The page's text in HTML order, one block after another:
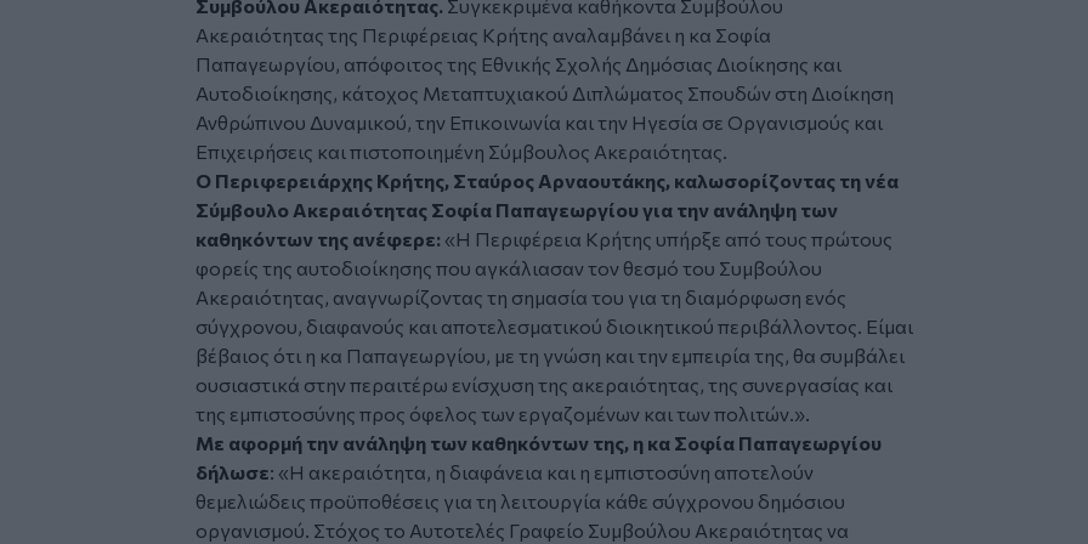
Συμβούλου Ακεραιότητας. Συγκεκριμένα καθήκοντα Συμβούλου
Ακεραιότητας της Περιφέρειας Κρήτης αναλαμβάνει η κα Σοφία
Παπαγεωργίου, απόφοιτος της Εθνικής Σχολής Δημόσιας Διοίκησης και
Αυτοδιοίκησης, κάτοχος Μεταπτυχιακού Διπλώματος Σπουδών στη Διοίκηση
Ανθρώπινου Δυναμικού, την Επικοινωνία και την Ηγεσία σε Οργανισμούς και
Επιχειρήσεις και πιστοποιημένη Σύμβουλος Ακεραιότητας.
Ο Περιφερειάρχης Κρήτης, Σταύρος Αρναουτάκης, καλωσορίζοντας τη νέα
Σύμβουλο Ακεραιότητας Σοφία Παπαγεωργίου για την ανάληψη των
καθηκόντων της ανέφερε: «Η Περιφέρεια Κρήτης υπήρξε από τους πρώτους
φορείς της αυτοδιοίκησης που αγκάλιασαν τον θεσμό του Συμβούλου
Ακεραιότητας, αναγνωρίζοντας τη σημασία του για τη διαμόρφωση ενός
σύγχρονου, διαφανούς και αποτελεσματικού διοικητικού περιβάλλοντος. Είμαι
βέβαιος ότι η κα Παπαγεωργίου, με τη γνώση και την εμπειρία της, θα συμβάλει
ουσιαστικά στην περαιτέρω ενίσχυση της ακεραιότητας, της συνεργασίας και
της εμπιστοσύνης προς όφελος των εργαζομένων και των πολιτών.».
Με αφορμή την ανάληψη των καθηκόντων της, η κα Σοφία Παπαγεωργίου
δήλωσε: «Η ακεραιότητα, η διαφάνεια και η εμπιστοσύνη αποτελούν
θεμελιώδεις προϋποθέσεις για τη λειτουργία κάθε σύγχρονου δημόσιου
οργανισμού. Στόχος το Αυτοτελές Γραφείο Συμβούλου Ακεραιότητας να